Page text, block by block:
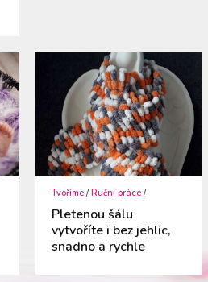
Tvoříme /Ruční práce /
Pletenou šálu
vytvoříte i bez jehlic,
snadno a rychle